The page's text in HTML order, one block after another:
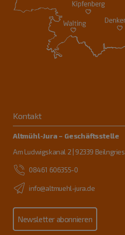
Kontakt
Altmühl-Jura – Geschäftsstelle
Am Ludwigskanal 2 | 92339 Beilngries
08461 606355-0
info@altmuehl-jura.de
Newsletter abonnieren